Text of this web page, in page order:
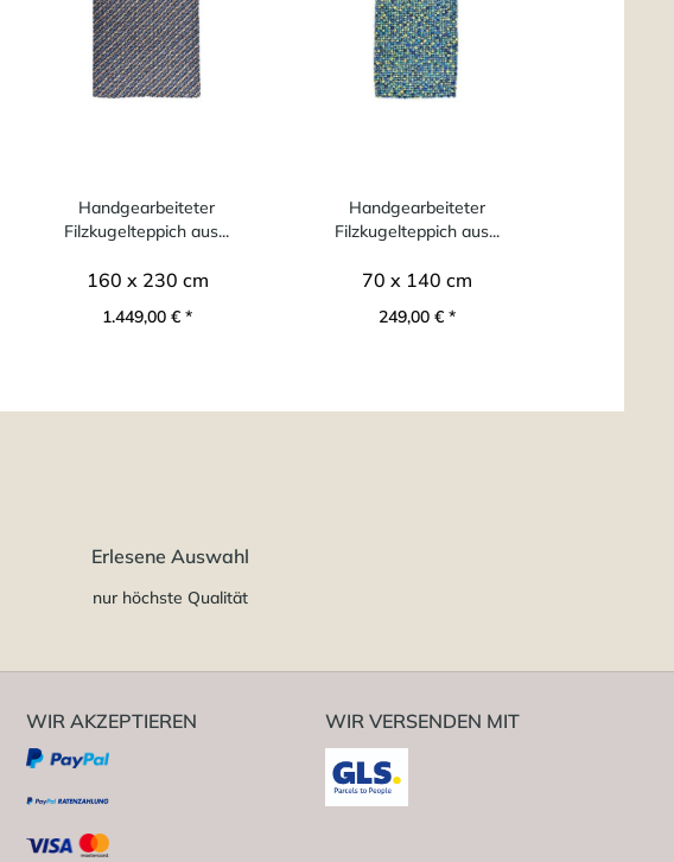
Handgearbeiteter
Filzkugelteppich aus...
160 x 230 cm
1.449,00 € *
Handgearbeiteter
Filzkugelteppich aus...
70 x 140 cm
249,00 € *
Erlesene Auswahl
nur höchste Qualität
WIR AKZEPTIEREN WIR VERSENDEN MIT